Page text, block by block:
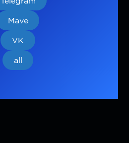
Mave
VK
all